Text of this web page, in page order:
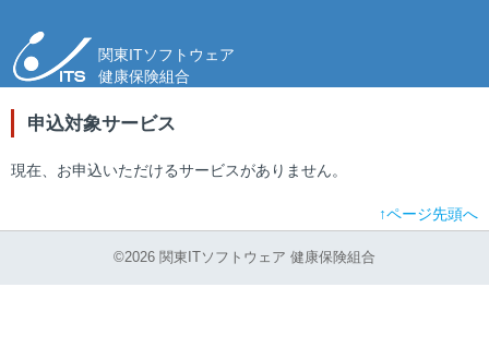
関東ITソフトウェア
健康保険組合
申込対象サービス
現在、お申込いただけるサービスがありません。
↑ページ先頭へ
©2026 関東ITソフトウェア 健康保険組合